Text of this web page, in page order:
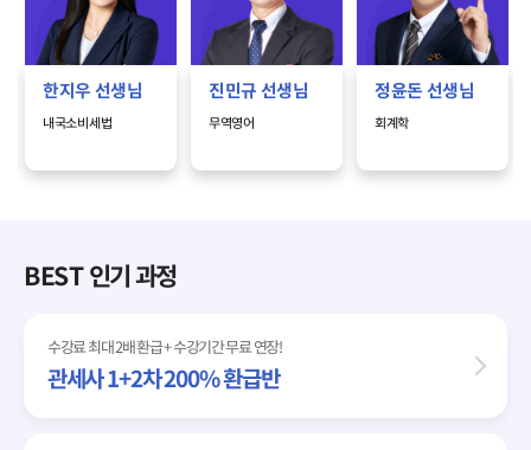
한지우 선생님
내국소비세법
진민규 선생님
무역영어
정윤돈 선생님
회계학
BEST 인기 과정
수강료 최대 2배 환급 + 수강기간 무료 연장!
관세사 1+2차 200% 환급반